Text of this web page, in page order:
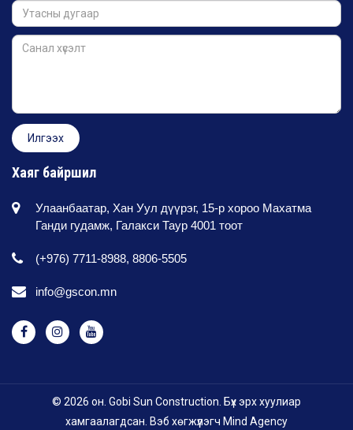
Хаяг байршил
Улаанбаатар, Хан Уул дүүрэг, 15-р хороо Махатма
Ганди гудамж, Галакси Таур 4001 тоот
(+976) 7711-8988, 8806-5505
info@gscon.mn
© 2026 он. Gobi Sun Construction. Бүх эрх хуулиар
хамгаалагдсан. Вэб хөгжүүлэгч Mind Agency